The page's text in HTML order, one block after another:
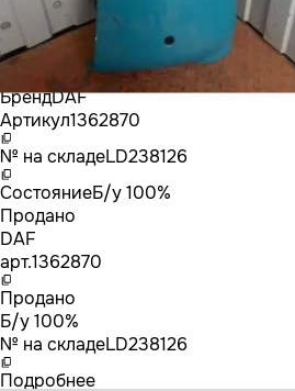
БрендDAF
Артикул1362870
№ на складеLD238126
СостояниеБ/у 100%
Продано
DAF
арт.1362870
Продано
Б/у 100%
№ на складеLD238126
Подробнее